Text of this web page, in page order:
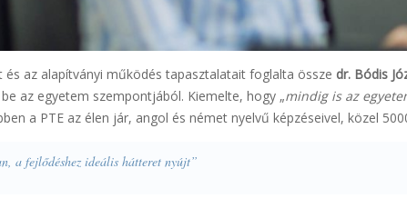
és az alapítványi működés tapasztalatait foglalta össze dr. Bódis
az egyetem szempontjából. Kiemelte, hogy „mindig is az
a PTE az élen jár, angol és német nyelvű képzéseivel, közel
a fejlődéshez ideális hátteret nyújt”